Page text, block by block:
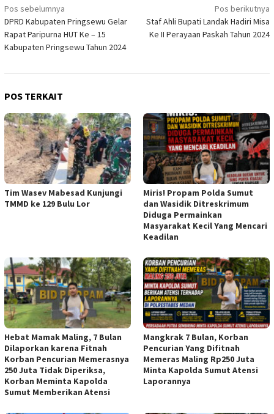
Navigasi
pos
Pos sebelumnya
DPRD Kabupaten Pringsewu Gelar
Rapat Paripurna HUT Ke – 15
Kabupaten Pringsewu Tahun 2024
Pos berikutnya
Staf Ahli Bupati Landak Hadiri Misa
Ke II Perayaan Paskah Tahun 2024
POS TERKAIT
Tim Wasev Mabesad Kunjungi
TMMD ke 129 Bulu Lor
Miris! Propam Polda Sumut
dan Wasidik Ditreskrimum
Diduga Permainkan
Masyarakat Kecil Yang Mencari
Keadilan
Hebat Mamak Maling, 7 Bulan
Dilaporkan karena Fitnah
Korban Pencurian Memerasnya
250 Juta Tidak Diperiksa,
Korban Meminta Kapolda
Sumut Memberikan Atensi
Mangkrak 7 Bulan, Korban
Pencurian Yang Difitnah
Memeras Maling Rp250 Juta
Minta Kapolda Sumut Atensi
Laporannya